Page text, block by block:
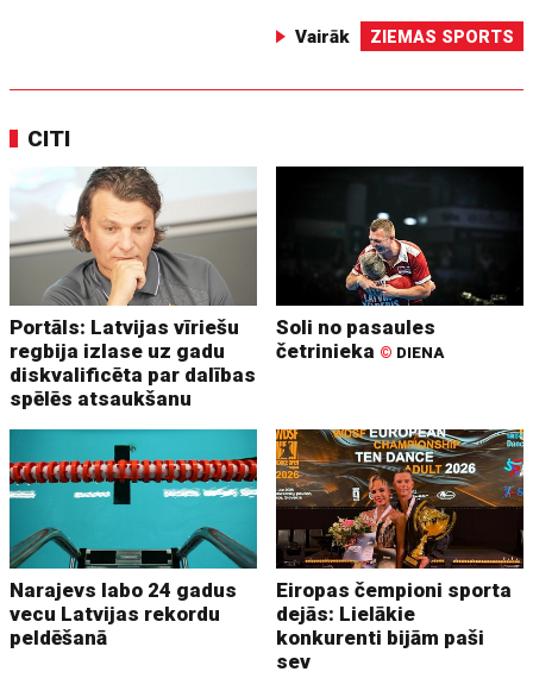
Vairāk ZIEMAS SPORTS
CITI
Portāls: Latvijas vīriešu
regbija izlase uz gadu
diskvalificēta par dalības
spēlēs atsaukšanu
Soli no pasaules
četrinieka © DIENA
Narajevs labo 24 gadus
vecu Latvijas rekordu
peldēšanā
Eiropas čempioni sporta
dejās: Lielākie
konkurenti bijām paši
sev